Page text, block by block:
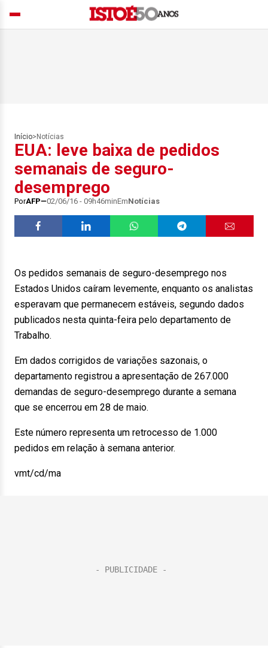
Início> Notícias
EUA: leve baixa de pedidos
semanais de seguro-
desemprego
PorAFP 02/06/16 - 09h46minEmNotícias
Os pedidos semanais de seguro-desemprego nos
Estados Unidos caíram levemente, enquanto os analistas
esperavam que permanecem estáveis, segundo dados
publicados nesta quinta-feira pelo departamento de
Trabalho.
Em dados corrigidos de variações sazonais, o
departamento registrou a apresentação de 267.000
demandas de seguro-desemprego durante a semana
que se encerrou em 28 de maio.
Este número representa um retrocesso de 1.000
pedidos em relação à semana anterior.
vmt/cd/ma